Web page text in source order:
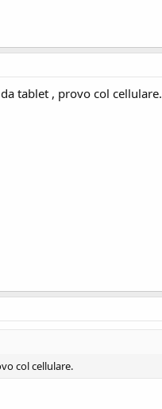
tablet , provo col cellulare.
col cellulare.